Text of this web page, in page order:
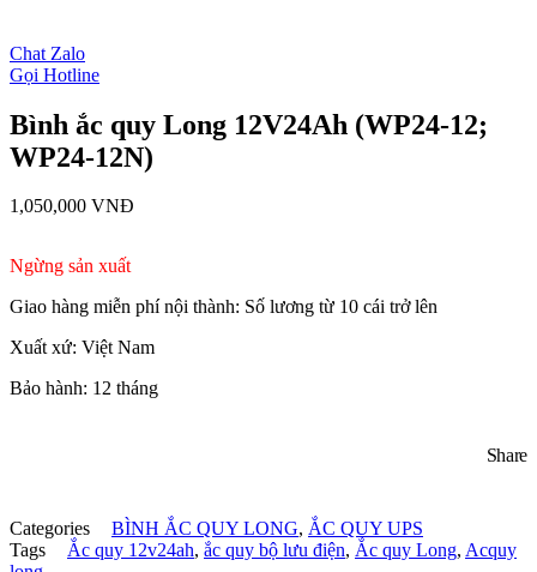
Bình ắc quy Long 12V24Ah (WP24-12;
WP24-12N)
1,050,000 VNĐ
Ngừng sản xuất
Giao hàng miễn phí nội thành: Số lương từ 10 cái trở lên
Xuất xứ: Việt Nam
Bảo hành: 12 tháng
Share
Categories BÌNH ẮC QUY LONG, ẮC QUY UPS
Tags
Ắc quy 12v24ah, ắc quy bộ lưu điện, Ắc quy Long, Acquy
Chat Zalo
Gọi Hotline